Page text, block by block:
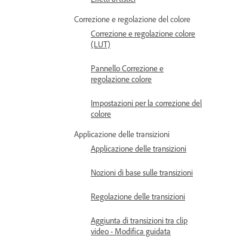
Correzione e regolazione del colore
Correzione e regolazione colore
(LUT)
Pannello Correzione e
regolazione colore
Impostazioni per la correzione del
colore
Applicazione delle transizioni
Applicazione delle transizioni
Nozioni di base sulle transizioni
Regolazione delle transizioni
Aggiunta di transizioni tra clip
video - Modifica guidata